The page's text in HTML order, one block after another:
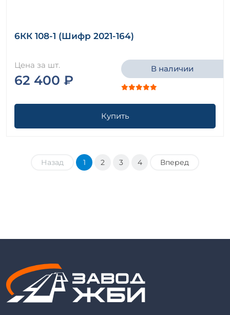
6КК 108-1 (Шифр 2021-164)
Цена за шт.
62 400 ₽
В наличии
Купить
Назад 1 2 3 4 Вперед